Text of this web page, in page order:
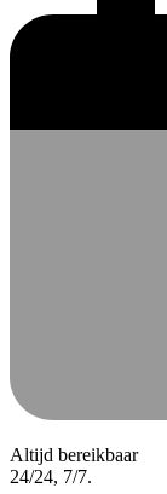
Altijd bereikbaar
24/24, 7/7.